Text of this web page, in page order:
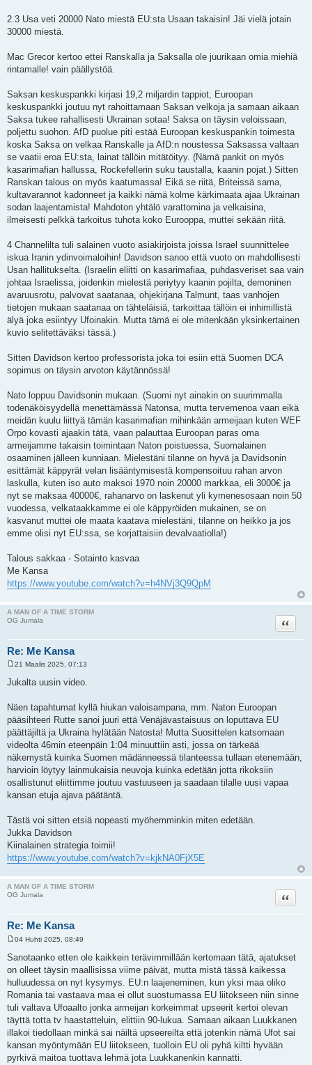
2.3 Usa veti 20000 Nato miestä EU:sta Usaan takaisin! Jäi vielä jotain
30000 miestä.
Mac Grecor kertoo ettei Ranskalla ja Saksalla ole juurikaan omia miehiä
rintamalle! vain päällystöä.
Saksan keskuspankki kirjasi 19,2 miljardin tappiot, Euroopan
keskuspankki joutuu nyt rahoittamaan Saksan velkoja ja samaan aikaan
Saksa tukee rahallisesti Ukrainan sotaa! Saksa on täysin veloissaan,
poljettu suohon. AfD puolue piti estää Euroopan keskuspankin toimesta
koska Saksa on velkaa Ranskalle ja AfD:n noustessa Saksassa valtaan
se vaatii eroa EU:sta, lainat tällöin mitätöityy. (Nämä pankit on myös
kasarimafian hallussa, Rockefellerin suku taustalla, kaanin pojat.) Sitten
Ranskan talous on myös kaatumassa! Eikä se riitä, Briteissä sama,
kultavarannot kadonneet ja kaikki nämä kolme kärkimaata ajaa Ukrainan
sodan laajentamista! Mahdoton yhtälö varattomina ja velkaisina,
ilmeisesti pelkkä tarkoitus tuhota koko Eurooppa, muttei sekään riitä.
4 Channelilta tuli salainen vuoto asiakirjoista joissa Israel suunnittelee
iskua Iranin ydinvoimaloihin! Davidson sanoo että vuoto on mahdollisesti
Usan hallitukselta. (Israelin eliitti on kasarimafiaa, puhdasveriset saa vain
johtaa Israelissa, joidenkin mielestä periytyy kaanin pojilta, demoninen
avaruusrotu, palvovat saatanaa, ohjekirjana Talmunt, taas vanhojen
tietojen mukaan saatanaa on tähteläisiä, tarkoittaa tällöin ei inhimillistä
älyä joka esiintyy Ufoinakin. Mutta tämä ei ole mitenkään yksinkertainen
kuvio selitettäväksi tässä.)
Sitten Davidson kertoo professorista joka toi esiin että Suomen DCA
sopimus on täysin arvoton käytännössä!
Nato loppuu Davidsonin mukaan. (Suomi nyt ainakin on suurimmalla
todenäköisyydellä menettämässä Natonsa, mutta tervemenoa vaan eikä
meidän kuulu liittyä tämän kasarimafian mihinkään armeijaan kuten WEF
Orpo kovasti ajaakin tätä, vaan palauttaa Euroopan paras oma
armeijamme takaisin toimintaan Naton poistuessa, Suomalainen
osaaminen jälleen kunniaan. Mielestäni tilanne on hyvä ja Davidsonin
esittämät käppyrät velan lisääntymisestä kompensoituu rahan arvon
laskulla, kuten iso auto maksoi 1970 noin 20000 markkaa, eli 3000€ ja
nyt se maksaa 40000€, rahanarvo on laskenut yli kymenesosaan noin 50
vuodessa, velkataakkamme ei ole käppyröiden mukainen, se on
kasvanut muttei ole maata kaatava mielestäni, tilanne on heikko ja jos
emme olisi nyt EU:ssa, se korjattaisiin devalvaatiolla!)
Talous sakkaa - Sotainto kasvaa
Me Kansa
https://www.youtube.com/watch?v=h4NVj3Q9QpM
A MAN OF A TIME STORM
OG Jumala
Re: Me Kansa
Lainaa
e
t
i
21 Maalis 2025, 07:13
Jukalta uusin video.
Näen tapahtumat kyllä hiukan valoisampana, mm. Naton Euroopan
pääsihteeri Rutte sanoi juuri että Venäjävastaisuus on loputtava EU
päättäjiltä ja Ukraina hylätään Natosta! Mutta Suosittelen katsomaan
videolta 46min eteenpäin 1:04 minuuttiin asti, jossa on tärkeää
näkemystä kuinka Suomen mädänneessä tilanteessa tullaan etenemään,
harvioin löytyy lainmukaisia neuvoja kuinka edetään jotta rikoksiin
osallistunut eliittimme joutuu vastuuseen ja saadaan tilalle uusi vapaa
kansan etuja ajava päätäntä.
Tästä voi sitten etsiä nopeasti myöhemminkin miten edetään.
Jukka Davidson
Kiinalainen strategia toimii!
https://www.youtube.com/watch?v=kjkNA0FjX5E
A MAN OF A TIME STORM
OG Jumala
Re: Me Kansa
Lainaa
e
s
i
04 Huhti 2025, 08:49
Sanotaanko etten ole kaikkein terävimmillään kertomaan tätä, ajatukset
on olleet täysin maallisissa viime päivät, mutta mistä tässä kaikessa
hulluudessa on nyt kysymys. EU:n laajeneminen, kun yksi maa oliko
Romania tai vastaava maa ei ollut suostumassa EU liitokseen niin sinne
tuli valtava Ufoaalto jonka armeijan korkeimmat upseerit kertoi olevan
täyttä totta tv haastatteluin, elittiin 90-lukua. Samaan aikaan Luukkanen
illakoi tiedollaan minkä sai näiltä upseereilta että jotenkin nämä Ufot sai
kansan myöntymään EU liitokseen, tuolloin EU oli pyhä kiltti hyvään
pyrkivä maitoa tuottava lehmä jota Luukkanenkin kannatti.